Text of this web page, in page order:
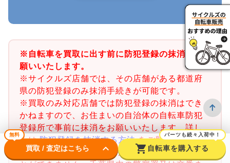
※自転車を買取に出す前に防犯登録の抹消をお
願いいたします。
※サイクルズ店舗では、その店舗がある都道府
県の防犯登録のみ抹消手続きが可能です。
※買取のみ対応店舗では防犯登録の抹消はでき
かねますので、お住まいの自治体の自転車防犯
登録所で事前に抹消をお願いいたします。詳し
くは防犯登録を抹消する方法をご覧ください。
※千葉県の防犯登録抹消手続きは店舗で行うこ
無料
買取 / 査定はこちら keyboard_arrow_down shopping_cart
パーツも続々入荷中！
自転車を購入する